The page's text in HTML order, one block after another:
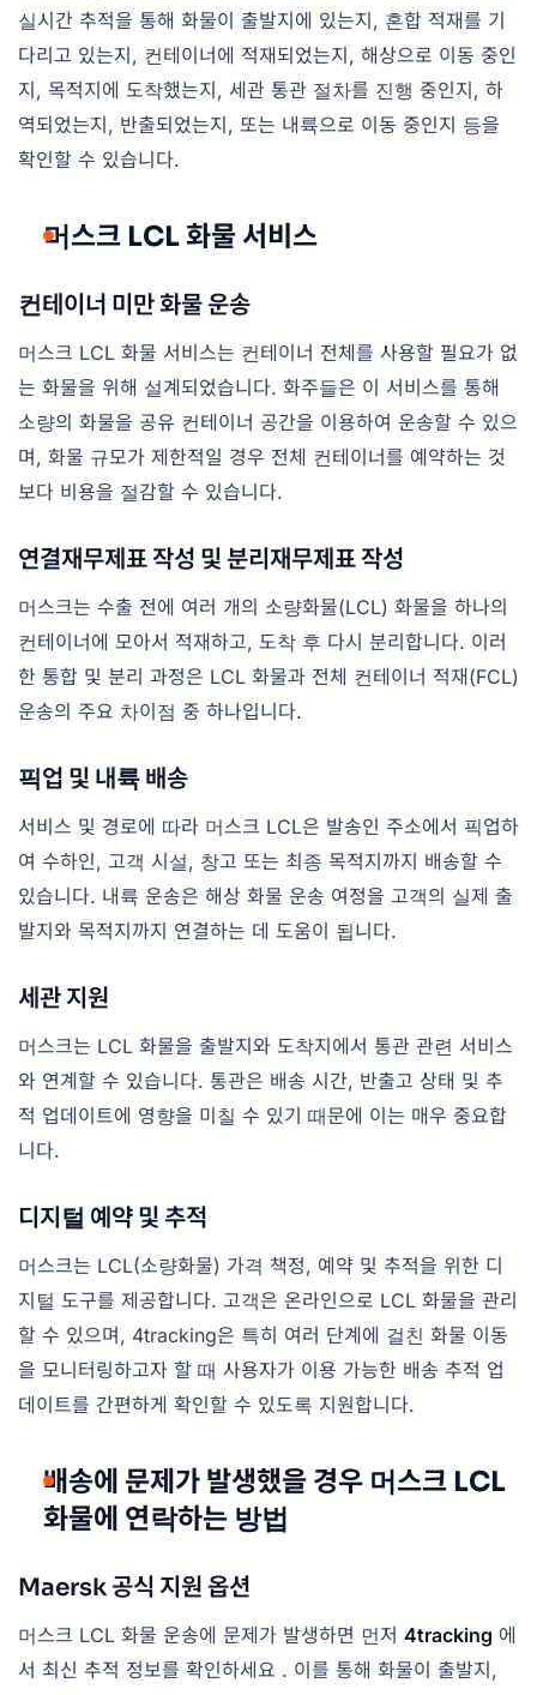
실시간 추적을 통해 화물이 출발지에 있는지, 혼합 적재를 기
다리고 있는지, 컨테이너에 적재되었는지, 해상으로 이동 중인
지, 목적지에 도착했는지, 세관 통관 절차를 진행 중인지, 하
역되었는지, 반출되었는지, 또는 내륙으로 이동 중인지 등을
확인할 수 있습니다.
머스크 LCL 화물 서비스
컨테이너 미만 화물 운송
머스크 LCL 화물 서비스는 컨테이너 전체를 사용할 필요가 없
는 화물을 위해 설계되었습니다. 화주들은 이 서비스를 통해
소량의 화물을 공유 컨테이너 공간을 이용하여 운송할 수 있으
며, 화물 규모가 제한적일 경우 전체 컨테이너를 예약하는 것
보다 비용을 절감할 수 있습니다.
연결재무제표 작성 및 분리재무제표 작성
머스크는 수출 전에 여러 개의 소량화물(LCL) 화물을 하나의
컨테이너에 모아서 적재하고, 도착 후 다시 분리합니다. 이러
한 통합 및 분리 과정은 LCL 화물과 전체 컨테이너 적재(FCL)
운송의 주요 차이점 중 하나입니다.
픽업 및 내륙 배송
서비스 및 경로에 따라 머스크 LCL은 발송인 주소에서 픽업하
여 수하인, 고객 시설, 창고 또는 최종 목적지까지 배송할 수
있습니다. 내륙 운송은 해상 화물 운송 여정을 고객의 실제 출
발지와 목적지까지 연결하는 데 도움이 됩니다.
세관 지원
머스크는 LCL 화물을 출발지와 도착지에서 통관 관련 서비스
와 연계할 수 있습니다. 통관은 배송 시간, 반출고 상태 및 추
적 업데이트에 영향을 미칠 수 있기 때문에 이는 매우 중요합
니다.
디지털 예약 및 추적
머스크는 LCL(소량화물) 가격 책정, 예약 및 추적을 위한 디
지털 도구를 제공합니다. 고객은 온라인으로 LCL 화물을 관리
할 수 있으며, 4tracking은 특히 여러 단계에 걸친 화물 이동
을 모니터링하고자 할 때 사용자가 이용 가능한 배송 추적 업
데이트를 간편하게 확인할 수 있도록 지원합니다.
배송에 문제가 발생했을 경우 머스크 LCL
화물에 연락하는 방법
Maersk 공식 지원 옵션
머스크 LCL 화물 운송에 문제가 발생하면 먼저 4tracking 에
서 최신 추적 정보를 확인하세요 . 이를 통해 화물이 출발지,